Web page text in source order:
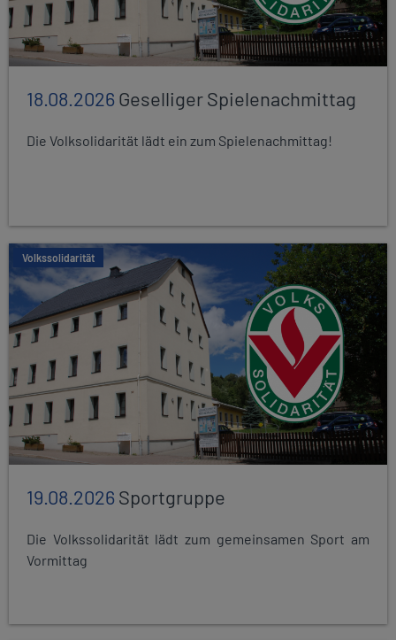
18.08.2026Geselliger Spielenachmittag
Die Volksolidarität lädt ein zum Spielenachmittag!
Volkssolidarität
19.08.2026Sportgruppe
Die Volkssolidarität lädt zum gemeinsamen Sport am
Vormittag